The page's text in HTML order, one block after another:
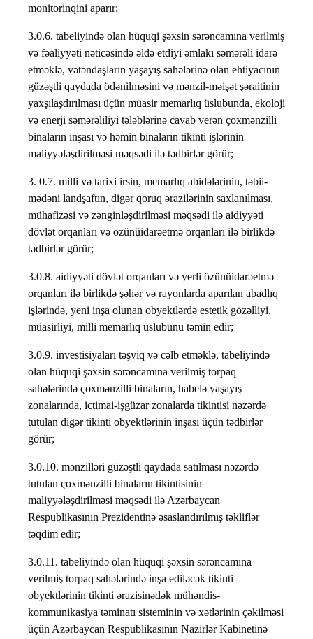
monitorinqini aparır;
3.0.6. tabeliyində olan hüquqi şəxsin sərəncamına verilmiş
və fəaliyyəti nəticəsində əldə etdiyi əmlakı səmərəli idarə
etməklə, vətəndaşların yaşayış sahələrinə olan ehtiyacının
güzəştli qaydada ödənilməsini və mənzil-məişət şəraitinin
yaxşılaşdırılması üçün müasir memarlıq üslubunda, ekoloji
və enerji səmərəliliyi tələblərinə cavab verən çoxmənzilli
binaların inşası və həmin binaların tikinti işlərinin
maliyyələşdirilməsi məqsədi ilə tədbirlər görür;
3. 0.7. milli və tarixi irsin, memarlıq abidələrinin, təbii-
mədəni landşaftın, digər qoruq ərazilərinin saxlanılması,
mühafizəsi və zənginləşdirilməsi məqsədi ilə aidiyyəti
dövlət orqanları və özünüidarəetmə orqanları ilə birlikdə
tədbirlər görür;
3.0.8. aidiyyəti dövlət orqanları və yerli özünüidarəetmə
orqanları ilə birlikdə şəhər və rayonlarda aparılan abadlıq
işlərində, yeni inşa olunan obyektlərdə estetik gözəlliyi,
müasirliyi, milli memarlıq üslubunu təmin edir;
3.0.9. investisiyaları təşviq və cəlb etməklə, tabeliyində
olan hüquqi şəxsin sərəncamına verilmiş torpaq
sahələrində çoxmənzilli binaların, habelə yaşayış
zonalarında, ictimai-işgüzar zonalarda tikintisi nəzərdə
tutulan digər tikinti obyektlərinin inşası üçün tədbirlər
görür;
3.0.10. mənzilləri güzəştli qaydada satılması nəzərdə
tutulan çoxmənzilli binaların tikintisinin
maliyyələşdirilməsi məqsədi ilə Azərbaycan
Respublikasının Prezidentinə əsaslandırılmış təkliflər
təqdim edir;
3.0.11. tabeliyində olan hüquqi şəxsin sərəncamına
verilmiş torpaq sahələrində inşa ediləcək tikinti
obyektlərinin tikinti ərazisinədək mühəndis-
kommunikasiya təminatı sisteminin və xətlərinin çəkilməsi
üçün Azərbaycan Respublikasının Nazirlər Kabinetinə